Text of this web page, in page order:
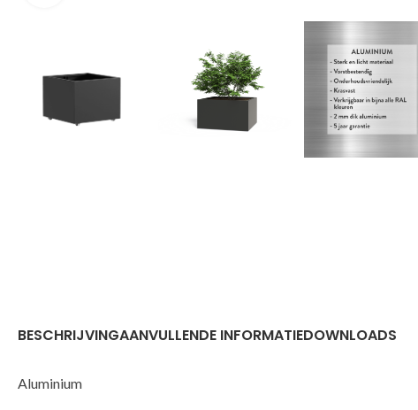
BESCHRIJVINGAANVULLENDE INFORMATIEDOWNLOADS
Aluminium